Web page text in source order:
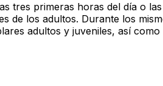
tres primeras horas del día o
de los adultos. Durante los
adultos y juveniles, así